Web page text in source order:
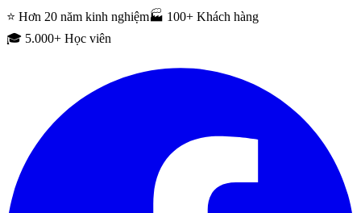
⭐ Hơn 20 năm kinh nghiệm🏭 100+ Khách hàng
🎓 5.000+ Học viên